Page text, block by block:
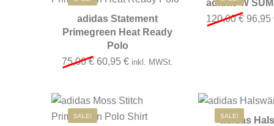
adidas Statement
Primegreen Heat Ready
Polo
75,00€ Ursprünglicher Preis war: 75,00 €
60,95 €Aktueller Preis ist: 60,95 €.
inkl. MWSt.
adidas W
120,00€ 96,95
SALE!
Dieses Produkt weist
SALE!
adidas